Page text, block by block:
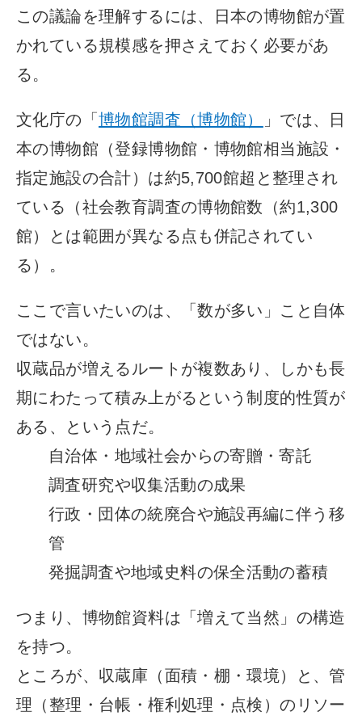
この議論を理解するには、日本の博物館が置
かれている規模感を押さえておく必要があ
る。
文化庁の「 博物館調査（博物館）
」では、日
本の博物館（登録博物館・博物館相当施設・
指定施設の合計）は約5,700館超と整理され
ている（社会教育調査の博物館数（約1,300
館）とは範囲が異なる点も併記されてい
る）。
ここで言いたいのは、「数が多い」こと自体
ではない。
収蔵品が増えるルートが複数あり、しかも長
期にわたって積み上がるという制度的性質が
ある、という点だ。
自治体・地域社会からの寄贈・寄託
調査研究や収集活動の成果
行政・団体の統廃合や施設再編に伴う移
管
発掘調査や地域史料の保全活動の蓄積
つまり、博物館資料は「増えて当然」の構造
を持つ。
ところが、収蔵庫（面積・棚・環境）と、管
理（整理・台帳・権利処理・点検）のリソー